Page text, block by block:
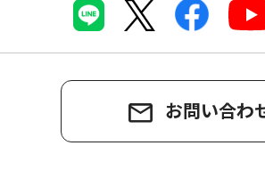
お問い合わ